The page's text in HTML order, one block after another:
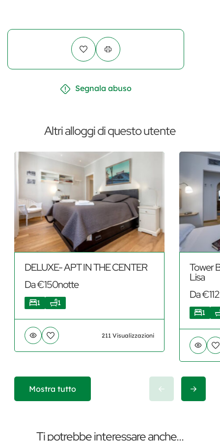
Segnala abuso
Altri alloggi di questo utente
DELUXE- APT IN THE CENTER
Da €150notte
1 1
211 Visualizzazioni
Tower
Lisa
Da
1
Mostra tutto
Ti potrebbe interessare anche...